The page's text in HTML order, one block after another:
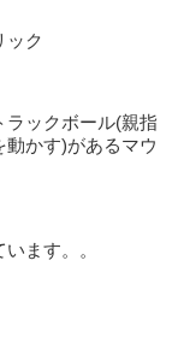
ック
ックボール(親指
動かす)があるマウ
ます。。